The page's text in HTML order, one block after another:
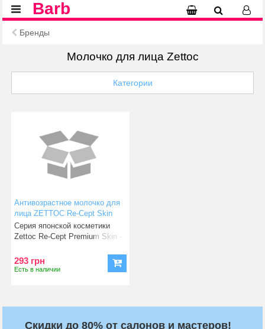
Barb
Бренды
Молочко для лица Zettoc
Категории
Антивозрастное молочко для
лица ZETTOC Re-Cept Skin
Premium Milk, 140 мл
(4582118951185)
Серия японской косметики
Zettoc Re-Cept Premium Skin -
293 грн
Есть в наличии
Скидки до 80% от салонов и мастеров!